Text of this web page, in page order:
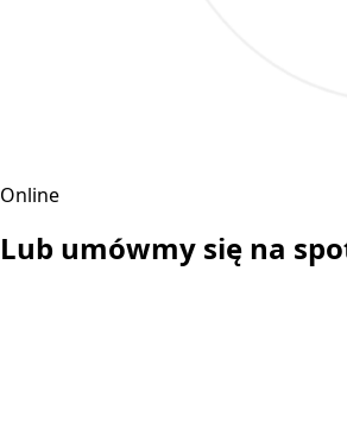
Online
Lub umówmy się na